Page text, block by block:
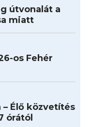
útvonalát a
miatt
os Fehér
– Élő közvetítés
órától